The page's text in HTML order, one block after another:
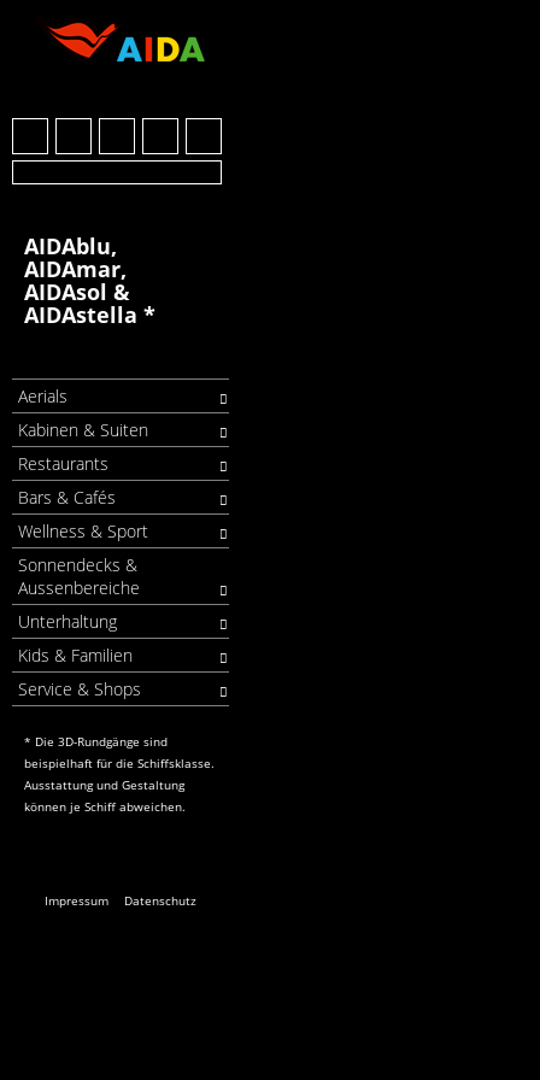
AIDAblu,
AIDAmar,
AIDAsol &
AIDAstella *
Aerials
Kabinen & Suiten
Restaurants
Bars & Cafés
Wellness & Sport
Sonnendecks &
Aussenbereiche
Unterhaltung
Kids & Familien
Service & Shops
* Die 3D-Rundgänge sind
beispielhaft für die Schiffsklasse.
Ausstattung und Gestaltung
können je Schiff abweichen.
Impressum Datenschutz